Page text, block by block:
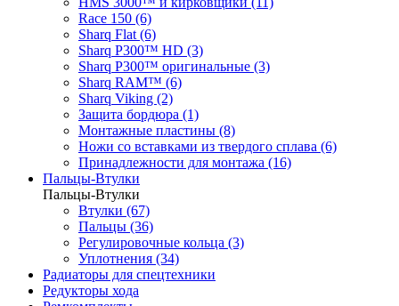
Race 150 (6)
Sharq Flat (6)
Sharq P300™ HD (3)
Sharq P300™ оригинальные (3)
Sharq RAM™ (6)
Sharq Viking (2)
Защита бордюра (1)
Монтажные пластины (8)
Ножи со вставками из твердого сплава (6)
Принадлежности для монтажа (16)
Пальцы-Втулки
Пальцы-Втулки
Втулки (67)
Пальцы (36)
Регулировочные кольца (3)
Уплотнения (34)
Радиаторы для спецтехники
Редукторы хода